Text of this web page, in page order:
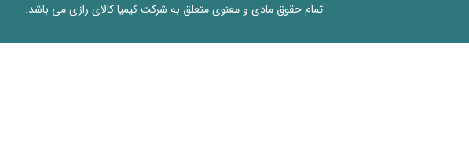
تمام حقوق مادی و معنوی متعلق به شرکت کیمیا کالای رازی می باشد.